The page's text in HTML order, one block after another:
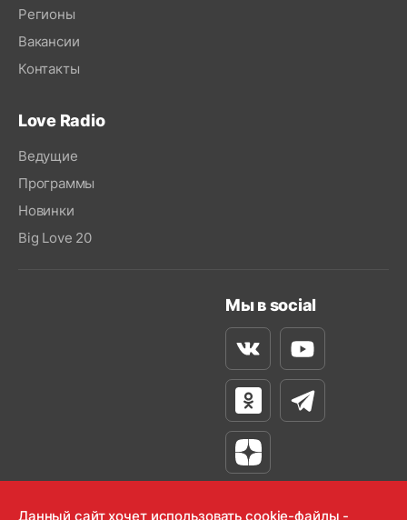
Регионы
Вакансии
Контакты
Love Radio
Ведущие
Программы
Новинки
Big Love 20
Мы в social
ВконтактеYoutube
Одноклассники
Телеграм
Яндекс Дзен
Данный сайт хочет использовать cookie-файлы -